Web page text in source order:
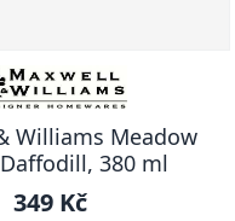
Williams Meadow
380 ml
349 Kč